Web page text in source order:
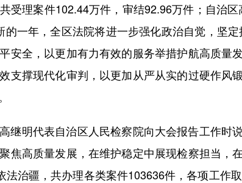
受理案件102.44万件，审结92.96万件；自治
一年，全区法院将进一步强化政治自觉，坚定
安全，以更加有力有效的服务举措护航高质量
支撑现代化审判，以更加从严从实的过硬作风
明代表自治区人民检察院向大会报告工作时
焦高质量发展，在维护稳定中展现检察担当，
法治疆，共办理各类案件103636件，各项工作